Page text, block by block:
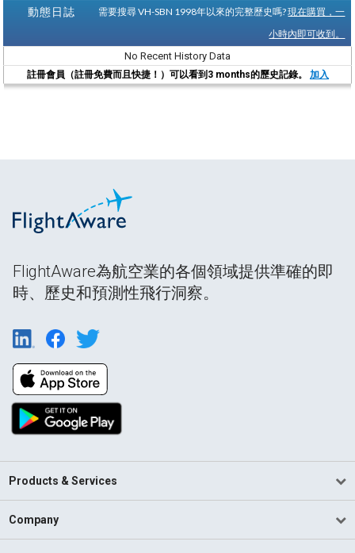
動態日誌 需要搜尋 VH-SBN 1998年以來的完整歷史嗎?現在購買，一
小時內即可收到。
No Recent History Data
註冊會員（註冊免費而且快捷！）可以看到3 months的歷史記錄。 加入
FlightAware為航空業的各個領域提供準確的即
時、歷史和預測性飛行洞察。
Products & Services
Company